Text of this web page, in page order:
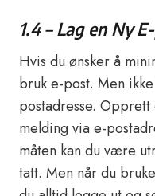
1.4 – Lag en Ny
Hvis du ønsker å
bruk e-post. Men
postadresse.
melding via e-
måten kan du være
tatt. Men når du